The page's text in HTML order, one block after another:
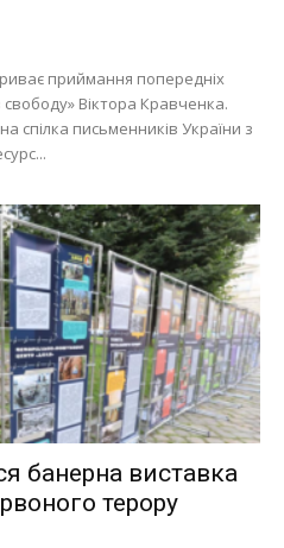
приймання попередніх
Віктора Кравченка.
спілка письменників України з
банерна виставка
терору